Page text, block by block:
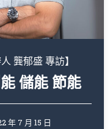
龔郁盛 專訪】
儲能 節能
年 7 月 15 日